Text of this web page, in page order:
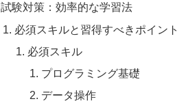
試験対策：効率的な学習法
必須スキルと習得すべきポイント
必須スキル
プログラミング基礎
データ操作